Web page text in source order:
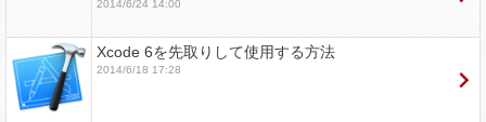
2014/6/24 14:00
Xcode 6を先取りして使用する方法
2014/6/18 17:28